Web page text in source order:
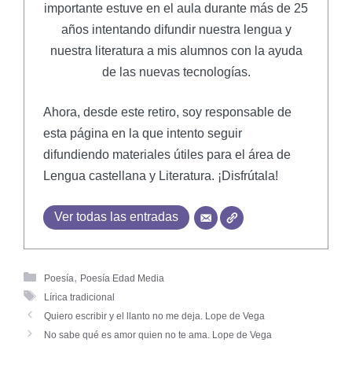
importante estuve en el aula durante más de 25
años intentando difundir nuestra lengua y
nuestra literatura a mis alumnos con la ayuda
de las nuevas tecnologías.
Ahora, desde este retiro, soy responsable de
esta página en la que intento seguir
difundiendo materiales útiles para el área de
Lengua castellana y Literatura. ¡Disfrútala!
Ver todas las entradas
Poesía, Poesía Edad Media
Lírica tradicional
Quiero escribir y el llanto no me deja. Lope de Vega
No sabe qué es amor quien no te ama. Lope de Vega